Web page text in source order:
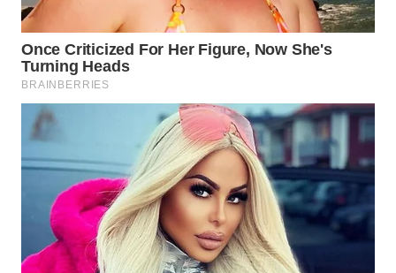
WAHANANEWS
CO ID
WAHANANEWS
WAHANA
SPORT
WAHANA
UMKM